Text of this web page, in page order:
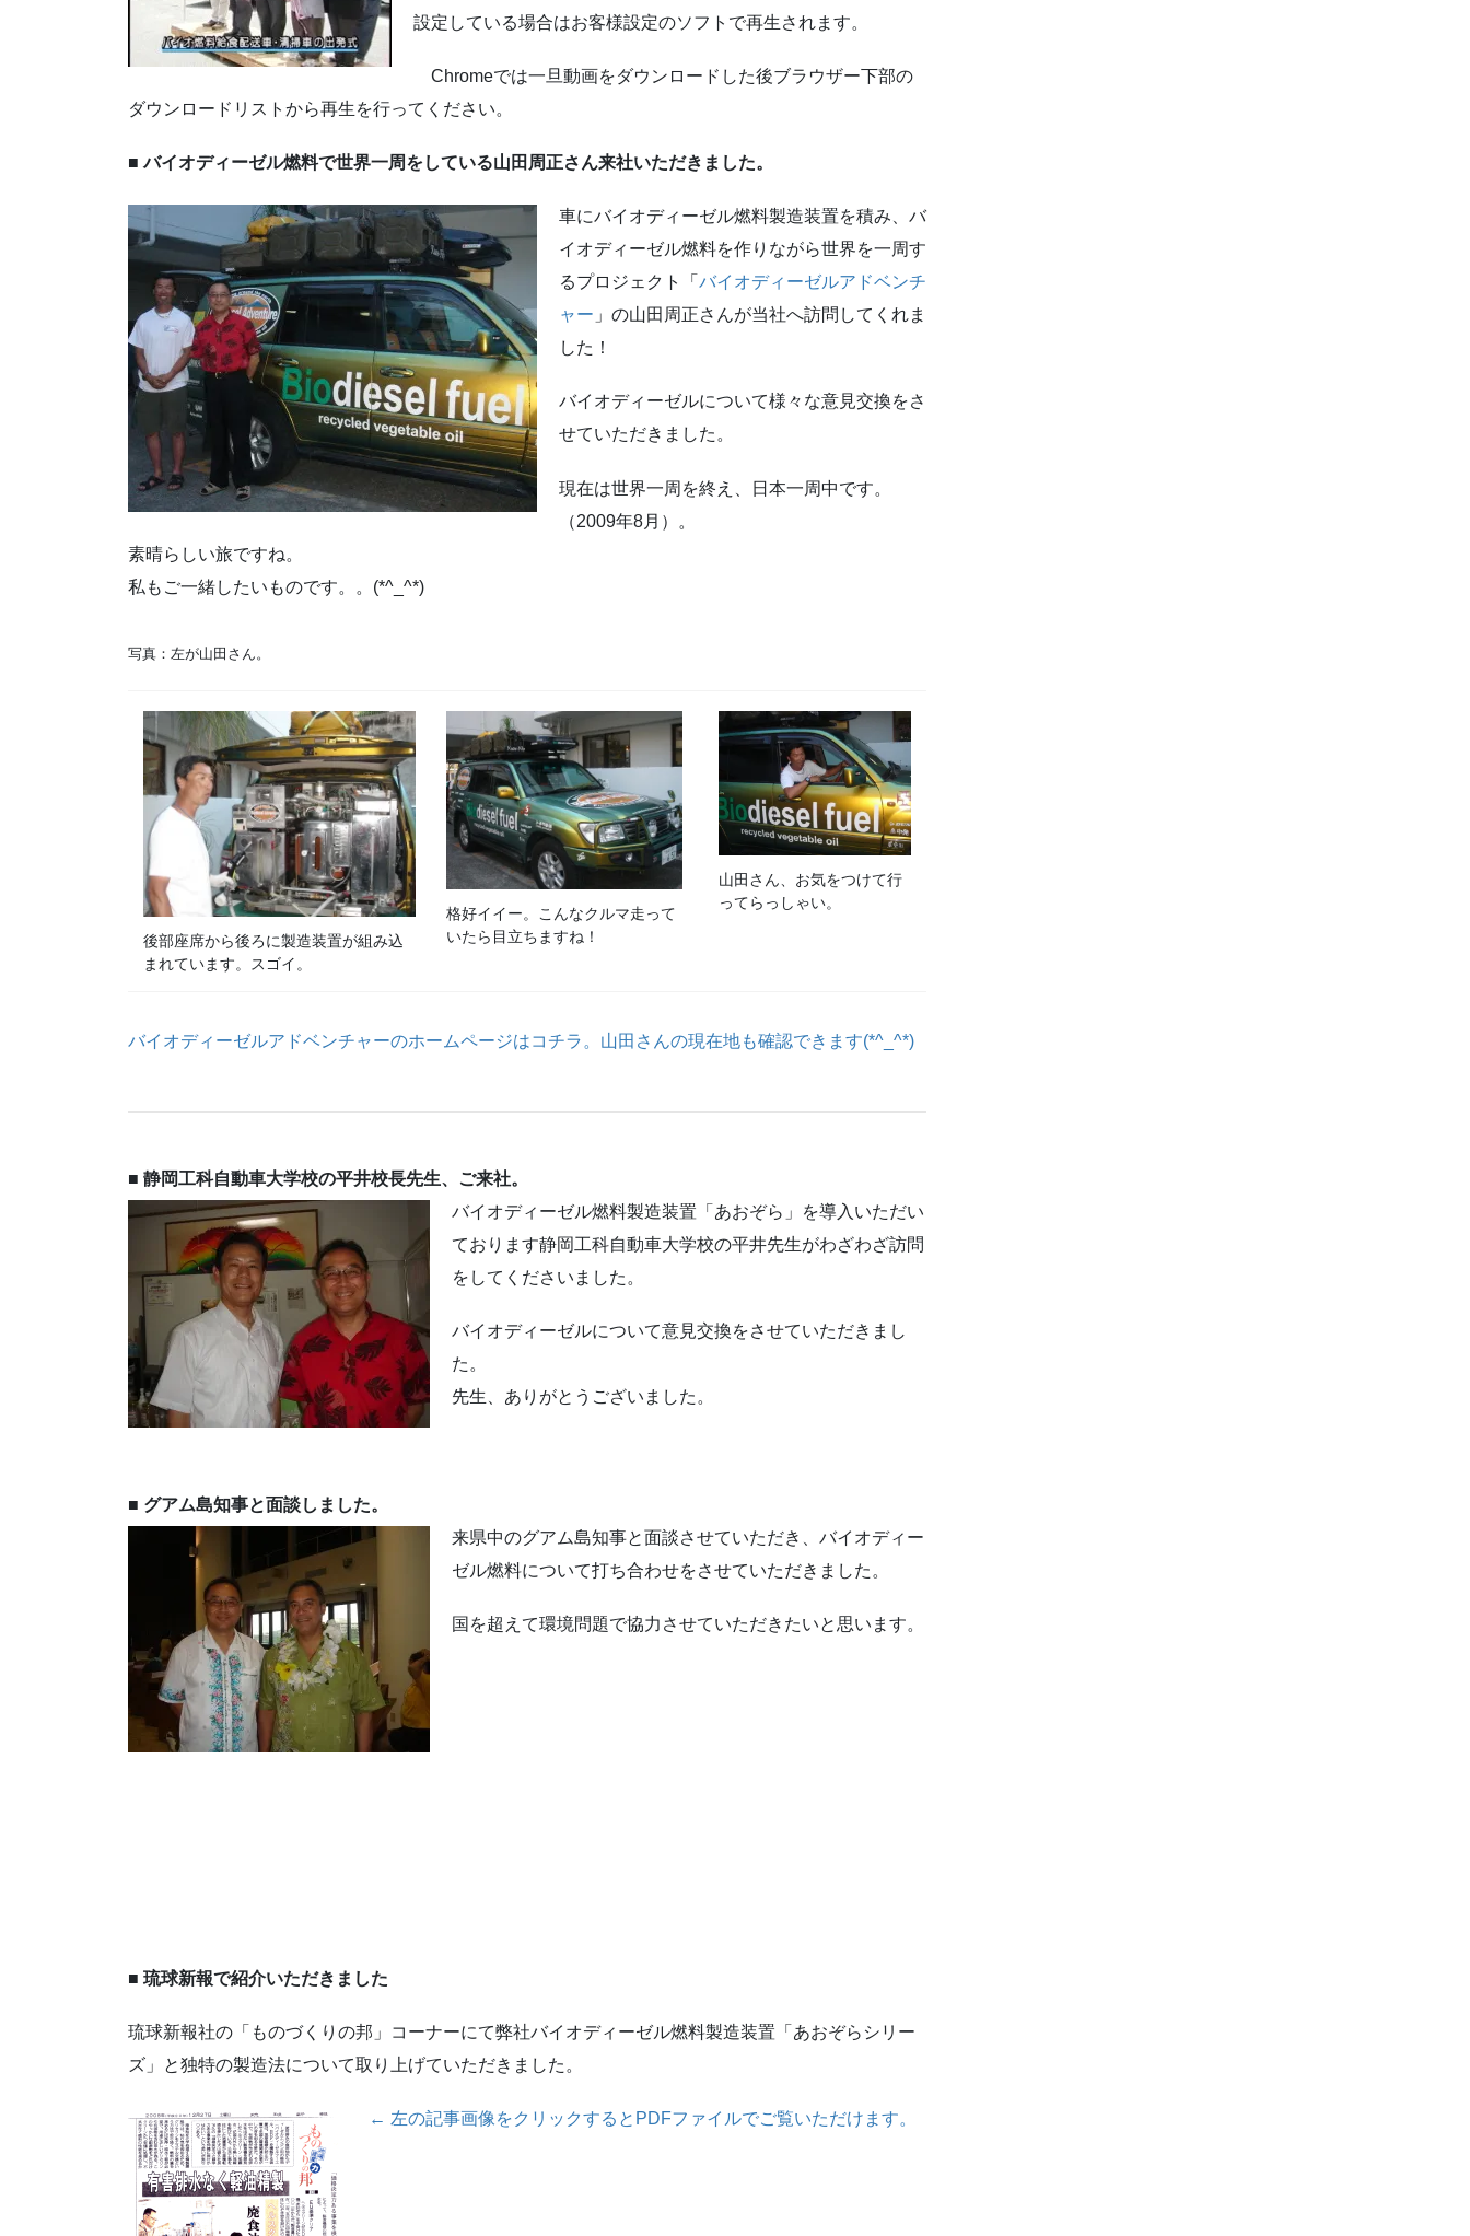
設定している場合はお客様設定のソフトで再生されます。
Chromeでは一旦動画をダウンロードした後ブラウザー下部の
ダウンロードリストから再生を行ってください。
■ バイオディーゼル燃料で世界一周をしている山田周正さん来社いただきました。
車にバイオディーゼル燃料製造装置を積み、バ
イオディーゼル燃料を作りながら世界を一周す
るプロジェクト「 バイオディーゼルアドベンチ
ャー 」の山田周正さんが当社へ訪問してくれま
した！
バイオディーゼルについて様々な意見交換をさ
せていただきました。
現在は世界一周を終え、日本一周中です。
（2009年8月）。
素晴らしい旅ですね。
私もご一緒したいものです。。(*^_^*)
写真：左が山田さん。
後部座席から後ろに製造装置が組み込
まれています。スゴイ。
格好イイー。こんなクルマ走って
いたら目立ちますね！
山田さん、お気をつけて行
ってらっしゃい。
バイオディーゼルアドベンチャーのホームページはコチラ。山田さんの現在地も確認できます(*^_^*)
■ 静岡工科自動車大学校の平井校長先生、ご来社。
バイオディーゼル燃料製造装置「あおぞら」を導入いただい
ております静岡工科自動車大学校の平井先生がわざわざ訪問
をしてくださいました。
バイオディーゼルについて意見交換をさせていただきまし
た。
先生、ありがとうございました。
■ グアム島知事と面談しました。
来県中のグアム島知事と面談させていただき、バイオディー
ゼル燃料について打ち合わせをさせていただきました。
国を超えて環境問題で協力させていただきたいと思います。
■ 琉球新報で紹介いただきました
琉球新報社の「ものづくりの邦」コーナーにて弊社バイオディーゼル燃料製造装置「あおぞらシリー
ズ」と独特の製造法について取り上げていただきました。
← 左の記事画像をクリックするとPDFファイルでご覧いただけます。